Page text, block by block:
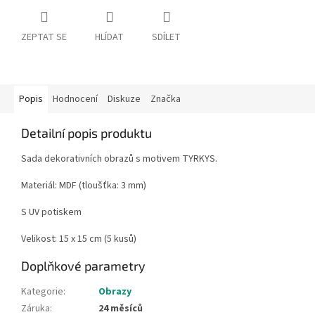
ZEPTAT SE HLÍDAT SDÍLET
Popis Hodnocení Diskuze Značka
Detailní popis produktu
Sada dekorativních obrazů s motivem TYRKYS.
Materiál: MDF (tloušťka: 3 mm)
S UV potiskem
Velikost: 15 x 15 cm (5 kusů)
Doplňkové parametry
Kategorie:
Obrazy
Záruka:
24 měsíců